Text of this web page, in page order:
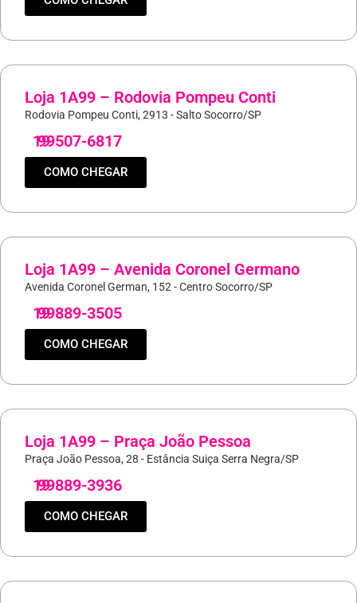
Loja 1A99 – Rodovia Pompeu Conti
Rodovia Pompeu Conti, 2913 - Salto Socorro/SP
19
99507-6817
COMO CHEGAR
Loja 1A99 – Avenida Coronel Germano
Avenida Coronel German, 152 - Centro Socorro/SP
19
99889-3505
COMO CHEGAR
Loja 1A99 – Praça João Pessoa
Praça João Pessoa, 28 - Estância Suiça Serra Negra/SP
19
99889-3936
COMO CHEGAR